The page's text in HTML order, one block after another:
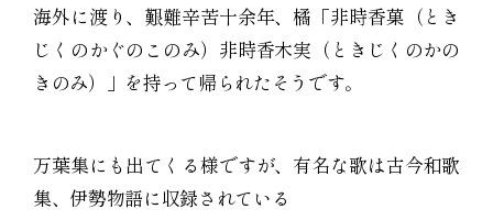
海外に渡り、艱難辛苦十余年、橘「非時香菓（とき
じくのかぐのこのみ）非時香木実（ときじくのかの
きのみ）」を持って帰られたそうです。
万葉集にも出てくる様ですが、有名な歌は古今和歌
集、伊勢物語に収録されている